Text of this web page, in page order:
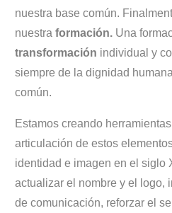
nuestra base común. F
nuestraformación. Una
transformación individual y
siempre de la dignidad
común.
Estamos creando
articulación de estos
identidad e imagen en el siglo
actualizar el nombre y el logo,
de comunicación, reforzar el